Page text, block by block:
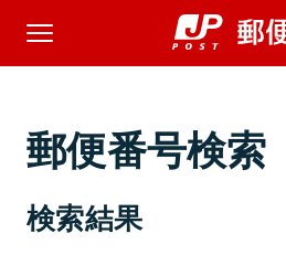
郵便番号検索
検索結果